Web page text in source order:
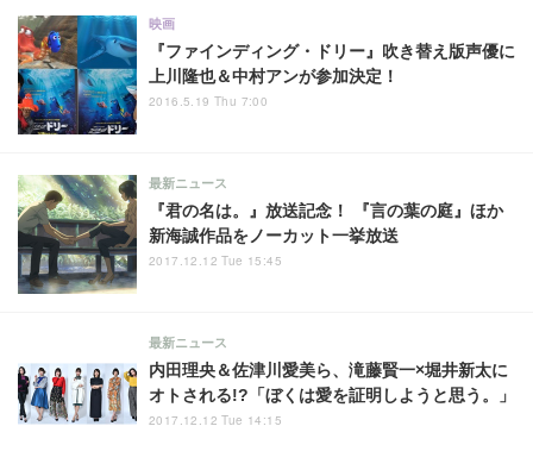
『ファインディング・ドリー』吹き替え版声優に
上川隆也＆中村アンが参加決定！
映画
2016.5.19 Thu 7:00
『君の名は。』放送記念！ 『言の葉の庭』ほか
新海誠作品をノーカット一挙放送
最新ニュース
2017.12.12 Tue 15:45
内田理央＆佐津川愛美ら、滝藤賢一×堀井新太に
オトされる!?「ぼくは愛を証明しようと思う。」
最新ニュース
2017.12.12 Tue 14:15